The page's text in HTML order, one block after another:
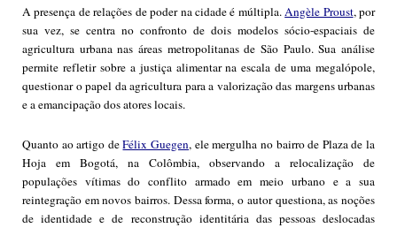
A presença de relações de poder na cidade é múltipla.Angèle Proust, por
sua vez, se centra no confronto de dois modelos sócio-espaciais de
agricultura urbana nas áreas metropolitanas de São Paulo. Sua análise
permite refletir sobre a justiça alimentar na escala de uma megalópole,
questionar o papel da agricultura para a valorização das margens urbanas
e a emancipação dos atores locais.
Quanto ao artigo deFélix Guegen, ele mergulha no bairro de Plaza de la
Hoja em Bogotá, na Colômbia, observando a relocalização de
populações vítimas do conflito armado em meio urbano e a sua
reintegração em novos bairros. Dessa forma, o autor questiona, as noções
de identidade e de reconstrução identitária das pessoas deslocadas